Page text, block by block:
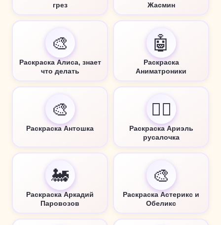
грез
Жасмин
🎨
Раскраска Алиса, знает
что делать
🤖
Раскраска
Аниматроники
🎨
Раскраска Антошка
🧜‍♀️
Раскраска Ариэль
русалочка
🚂
Раскраска Аркадий
Паровозов
🎨
Раскраска Астерикс и
Обеликс